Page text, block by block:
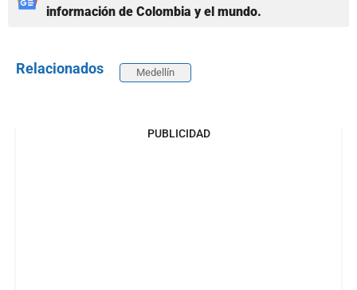
información de Colombia y el mundo.
Relacionados Medellín
PUBLICIDAD